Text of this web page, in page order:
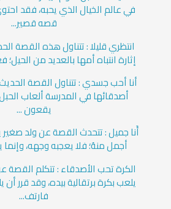
قصه قصير...
انتظري قليلا : تتناول هذه القصة
إثارة انتباه أمها بالعديد من
أنا أحب جسدي : تتناول القصة
أصدقائها في المدرسة ألعاب
يقعون ...
أَنا جميل : تتحدث القصة عن ولد
أجمل منهُ؛ فلا يعجبه وجهه،
الكرة تحب الأصدقاء : تتكلم
يلعب بكرة برتقالية بيده، وقد قرر
فارتف...